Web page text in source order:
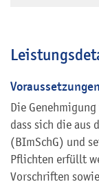
Voraussetzungen
Die
dass sich die aus
(BImSchG) und
Pflichten erfüllt
Vorschriften